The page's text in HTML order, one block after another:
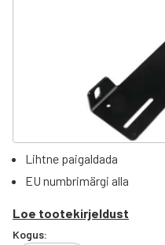
Lihtne paigaldada
EU numbrimärgi alla
Loe tootekirjeldust
Kogus: